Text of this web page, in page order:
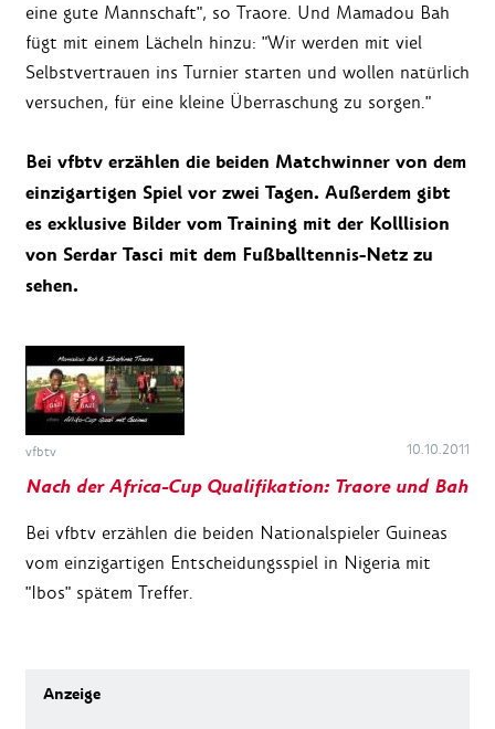
eine gute Mannschaft", so Traore. Und Mamadou Bah
fügt mit einem Lächeln hinzu: "Wir werden mit viel
Selbstvertrauen ins Turnier starten und wollen natürlich
versuchen, für eine kleine Überraschung zu sorgen."
Bei vfbtv erzählen die beiden Matchwinner von dem
einzigartigen Spiel vor zwei Tagen. Außerdem gibt
es exklusive Bilder vom Training mit der Kolllision
von Serdar Tasci mit dem Fußballtennis-Netz zu
sehen.
vfbtv 10.10.2011
Nach der Africa-Cup Qualifikation: Traore und Bah
Bei vfbtv erzählen die beiden Nationalspieler Guineas
vom einzigartigen Entscheidungsspiel in Nigeria mit
"Ibos" spätem Treffer.